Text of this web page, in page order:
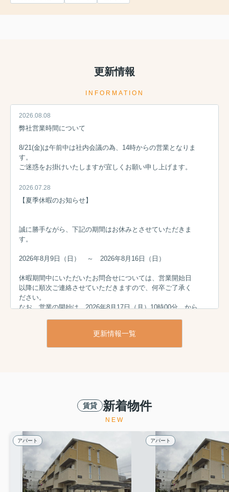
更新情報
INFORMATION
2026.08.08
弊社営業時間について
8/21(金)は午前中は社内会議の為、14時からの営業となりま
す。
ご迷惑をお掛けいたしますが宜しくお願い申し上げます。
2026.07.28
【夏季休暇のお知らせ】
誠に勝手ながら、下記の期間はお休みとさせていただきま
す。
2026年8月9日（日） ～ 2026年8月16日（日）
休暇期間中にいただいたお問合せについては、営業開始日
以降に順次ご連絡させていただきますので、何卒ご了承く
ださい。
なお、営業の開始は、2026年8月17日（月）10時00分 から
2026.06.01
誠に勝手ながら、下記の期間はお休みとさせていただきま
2026年5月3日（土） ～ 2026年5月6日（水）
更新情報一覧
賃貸 新着物件
NEW
アパート アパート